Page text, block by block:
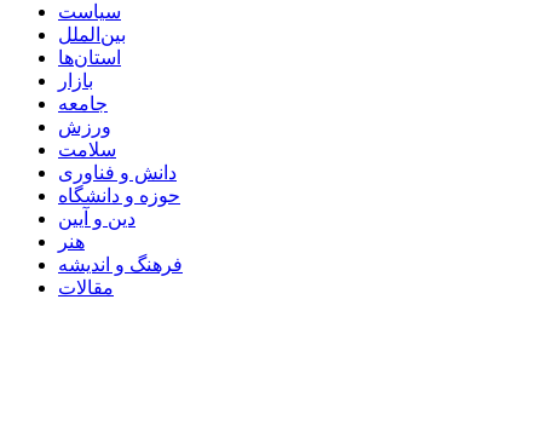
سیاست
بین‌الملل
استان‌ها
بازار
جامعه
ورزش
سلامت
دانش و فناوری
حوزه و دانشگاه
دین و آیین
هنر
فرهنگ و اندیشه
مقالات